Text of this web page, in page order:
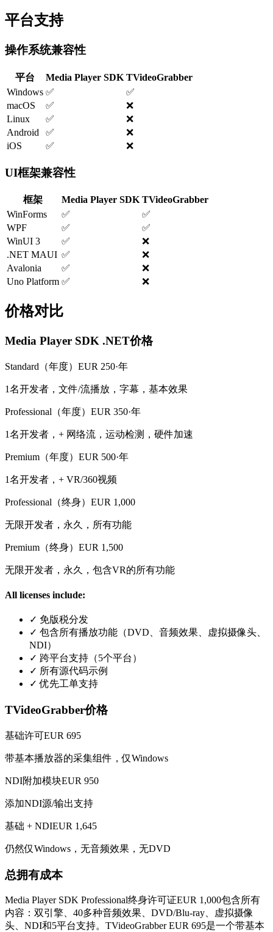
平台支持
操作系统兼容性
平台 Media Player SDK TVideoGrabber
Windows ✅
✅
macOS
✅
❌
Linux
✅
❌
Android
✅
❌
iOS
✅ ❌
UI框架兼容性
框架 Media Player SDK TVideoGrabber
WinForms
✅
✅
WPF
✅
✅
WinUI 3
✅
❌
.NET MAUI ✅
❌
Avalonia
✅
❌
Uno Platform ✅ ❌
价格对比
Media Player SDK .NET价格
Standard（年度） EUR 250·年
1名开发者，文件/流播放，字幕，基本效果
Professional（年度） EUR 350·年
1名开发者，+ 网络流，运动检测，硬件加速
Premium（年度） EUR 500·年
1名开发者，+ VR/360视频
Professional（终身） EUR 1,000
无限开发者，永久，所有功能
Premium（终身） EUR 1,500
无限开发者，永久，包含VR的所有功能
All licenses include:
✓ 免版税分发
✓ 包含所有播放功能（DVD、音频效果、虚拟摄像头、
NDI）
✓ 跨平台支持（5个平台）
✓ 所有源代码示例
✓ 优先工单支持
TVideoGrabber价格
基础许可EUR 695
带基本播放器的采集组件，仅Windows
NDI附加模块EUR 950
添加NDI源/输出支持
基础 + NDIEUR 1,645
仍然仅Windows，无音频效果，无DVD
总拥有成本
Media Player SDK Professional终身许可证EUR 1,000包含所有
内容：双引擎、40多种音频效果、DVD/Blu-ray、虚拟摄像
头、NDI和5平台支持。TVideoGrabber EUR 695是一个带基本